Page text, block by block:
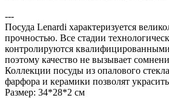
---
Посуда Lenardi характеризуется
прочностью. Все стадии
контролируются
поэтому качество не вызывает
Коллекции посуды из опалового
фарфора и керамики позволят
Размер: 34*28*2 см